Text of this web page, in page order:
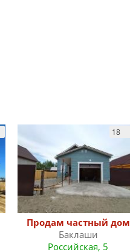
18
Продам частный дом
Баклаши
Российская, 5